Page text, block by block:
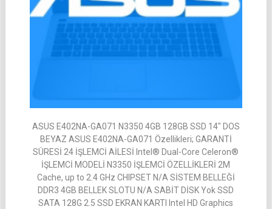
ASUS E402NA-GA071 N3350 4GB 128GB SSD 14″ DOS
BEYAZ ASUS E402NA-GA071 Özellikleri; GARANTİ
SÜRESİ 24 İŞLEMCİ AİLESİ Intel® Dual-Core Celeron®
İŞLEMCİ MODELİ N3350 İŞLEMCİ ÖZELLİKLERİ 2M
Cache, up to 2.4 GHz CHIPSET N/A SİSTEM BELLEĞİ
DDR3 4GB BELLEK SLOTU N/A SABİT DİSK Yok SSD
SATA 128G 2.5 SSD EKRAN KARTI Intel HD Graphics